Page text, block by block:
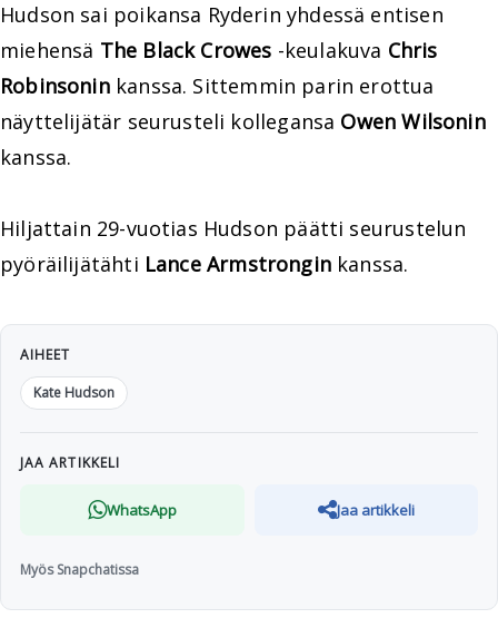
Hudson sai poikansa Ryderin yhdessä entisen
miehensä The Black Crowes -keulakuva Chris
Robinsoninkanssa. Sittemmin parin erottua
näyttelijätär seurusteli kollegansa Owen Wilsonin
kanssa.
Hiljattain 29-vuotias Hudson päätti seurustelun
pyöräilijätähti Lance Armstronginkanssa.
AIHEET
Kate Hudson
JAA ARTIKKELI
WhatsApp Jaa artikkeli
Myös Snapchatissa